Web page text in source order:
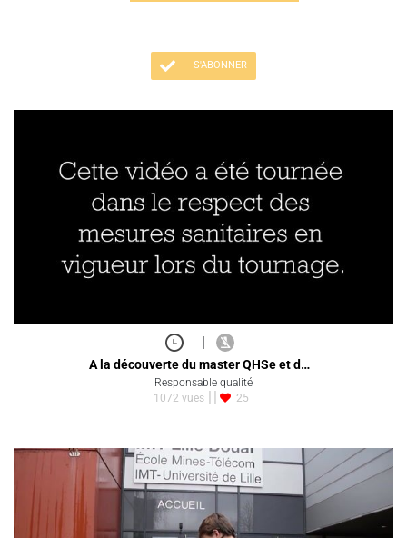
S'ABONNER
|
A la découverte du master QHSe et d…
Responsable qualité
1072 vues
25